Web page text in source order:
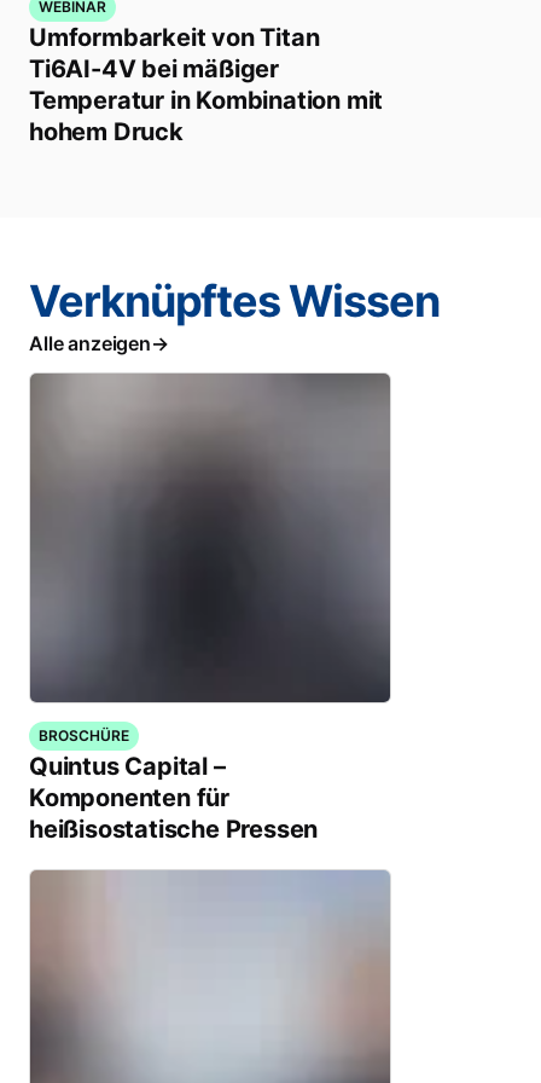
WEBINAR
Umformbarkeit von Titan
Ti6AI-4V bei mäßiger
Temperatur in Kombination mit
hohem Druck
Verknüpftes Wissen
Alle anzeigen
BROSCHÜRE
Quintus Capital –
Komponenten für
heißisostatische Pressen